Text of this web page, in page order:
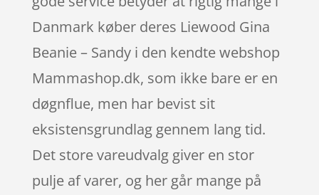
Danmark køber deres Liewood Gina
Beanie – Sandy i den kendte webshop
Mammashop.dk, som ikke bare er en
døgnflue, men har bevist sit
eksistensgrundlag gennem lang tid.
Det store vareudvalg giver en stor
pulje af varer, og her går mange på